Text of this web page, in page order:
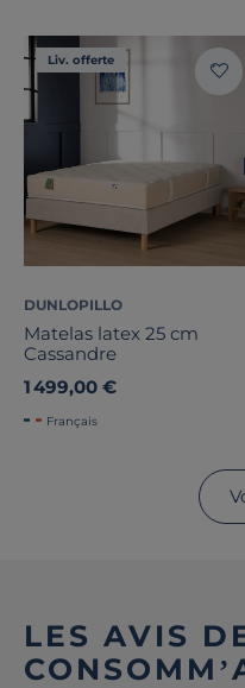
Liv. offerte
DUNLOPILLO
Matelas latex 25 cm
Cassandre
1 499,00 €
Français
LES AVIS